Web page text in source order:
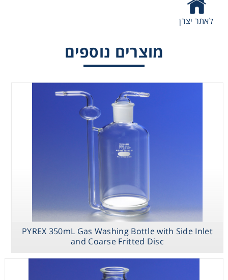
לאתר יצרן
מוצרים נוספים
PYREX 350mL Gas Washing Bottle with Side Inlet
and Coarse Fritted Disc
Lab Essentials
Liquid Handling
Safety
Chemicals